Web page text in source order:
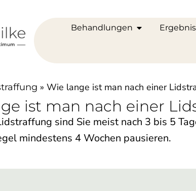
Behandlungen
» Wie lange ist man nach einer
ist man nach einer
sind Sie meist nach 3 bis 5
mindestens 4 Wochen pausieren.